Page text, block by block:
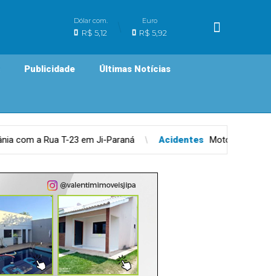
Dólar com.
R$ 5,12
Euro
R$ 5,92
Publicidade Últimas Notícias
Acidentes Motociclista fica ferido após colisão